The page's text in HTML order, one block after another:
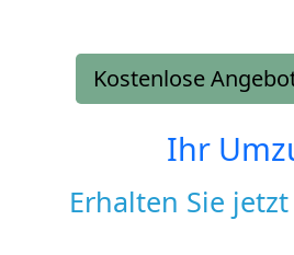
Kostenlose
Ihr
Erhalten Sie